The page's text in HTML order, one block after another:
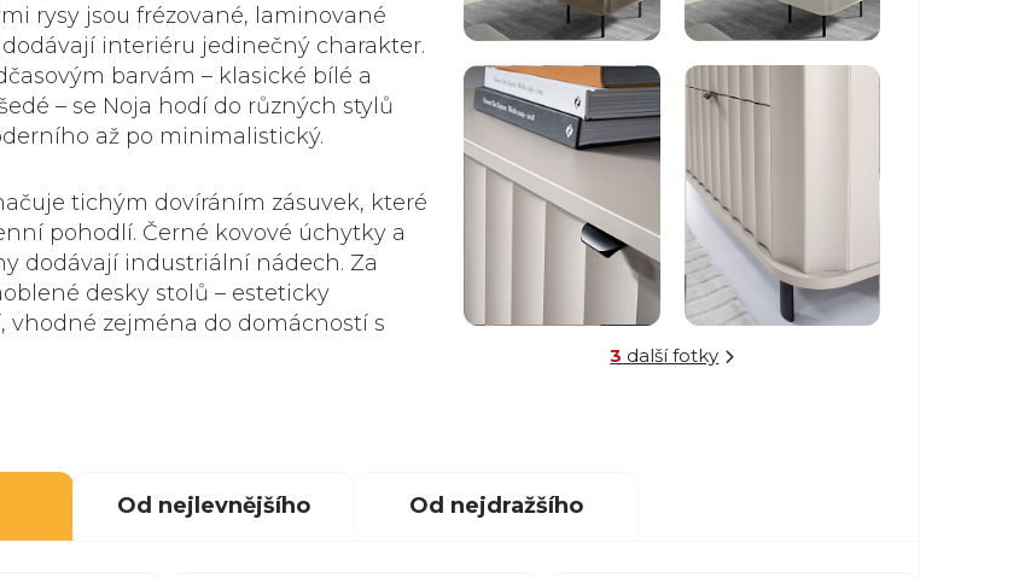
rysy jsou frézované, laminované
dodávají interiéru jedinečný charakter.
barvám – klasické bílé a
– se Noja hodí do různých stylů
až po minimalistický.
tichým dovíráním zásuvek, které
pohodlí. Černé kovové úchytky a
dodávají industriální nádech. Za
desky stolů – esteticky
vhodné zejména do domácností s
3 další fotky
Od nejlevnějšího Od nejdražšího